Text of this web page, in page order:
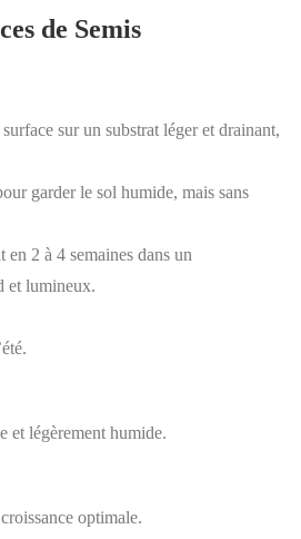
de Semis
sur un substrat léger et drainant,
garder le sol humide, mais sans
2 à 4 semaines dans un
et lumineux.
et légèrement humide.
optimale.